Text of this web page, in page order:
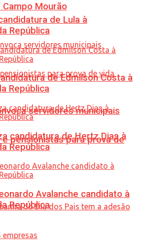
Mourão
servidores municipais
pensionistas para prova de
de Lula à
República
de Edmilson Costa à
República
candidatura de Hertz Dias à
República
Avalanche candidato à
República